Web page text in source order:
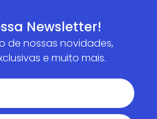
Newsletter!
de nossas novidades,
e muito mais.